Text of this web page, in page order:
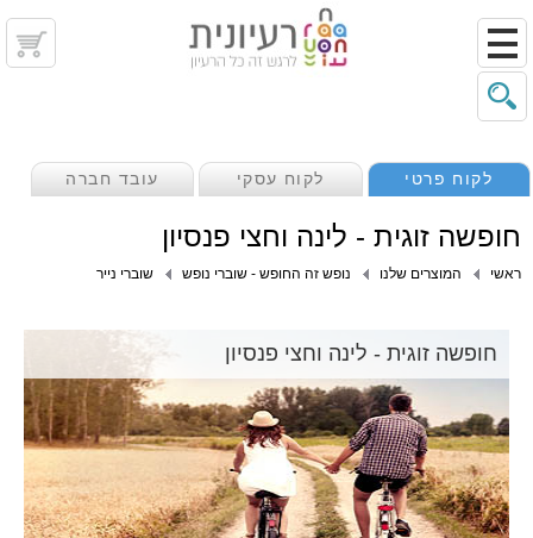
לקוח פרטי לקוח עסקי עובד חברה
חופשה זוגית - לינה וחצי פנסיון
ראשי המוצרים שלנו נופש זה החופש - שוברי נופש שוברי נייר
חופשה זוגית - לינה וחצי פנסיון